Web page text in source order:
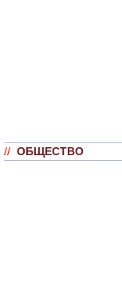
// ОБЩЕСТВО